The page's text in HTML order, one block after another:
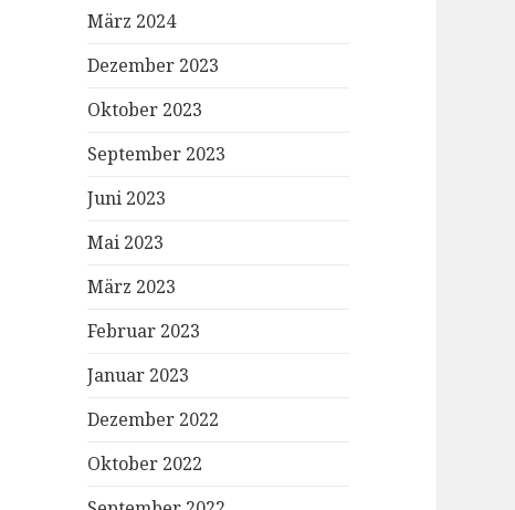
März 2024
Dezember 2023
Oktober 2023
September 2023
Juni 2023
Mai 2023
März 2023
Februar 2023
Januar 2023
Dezember 2022
Oktober 2022